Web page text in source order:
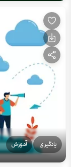
یادگیری آموزش